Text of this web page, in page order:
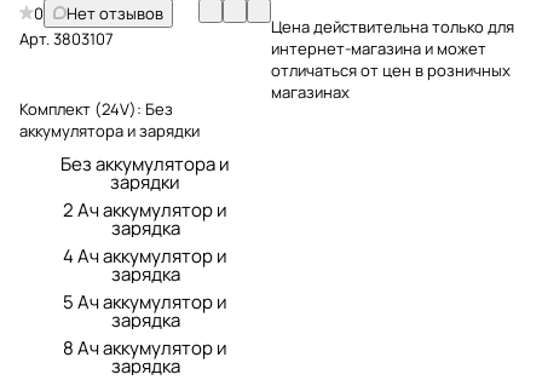
0
Нет отзывов
Арт.3803107
Комплект (24V): Без
аккумулятора и зарядки
Без аккумулятора и
зарядки
2 Ач аккумулятор и
зарядка
4 Ач аккумулятор и
зарядка
5 Ач аккумулятор и
зарядка
8 Ач аккумулятор и
зарядка
Цена действительна только для
интернет-магазина и может
отличаться от цен в розничных
магазинах